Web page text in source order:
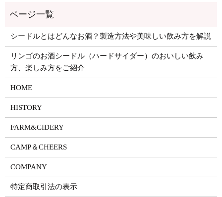
シードルとはどんなお酒？製造方法や美味しい飲み方を解説
リンゴのお酒シードル（ハードサイダー）のおいしい飲み
方、楽しみ方をご紹介
HOME
HISTORY
FARM&CIDERY
CAMP＆CHEERS
COMPANY
特定商取引法の表示